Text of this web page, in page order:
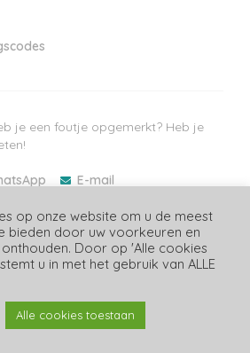
je een foutje opgemerkt? Heb je
E-mail
09/08/2026
op onze website om u de meest
bieden door uw voorkeuren en
Door op 'Alle cookies
u in met het gebruik van ALLE
Alle cookies toestaan